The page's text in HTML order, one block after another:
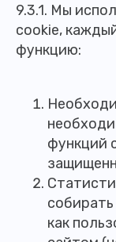
9.3.1. Мы
cookie,
функцию:
функций
как